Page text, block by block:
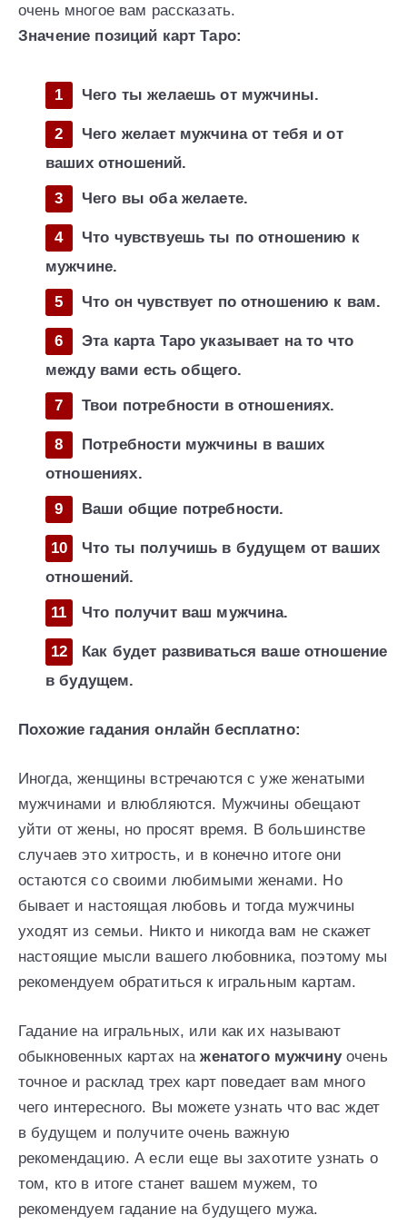
очень многое вам рассказать.
Значение позиций карт Таро:
Чего ты желаешь от мужчины.
Чего желает мужчина от тебя и от
ваших отношений.
Чего вы оба желаете.
Что чувствуешь ты по отношению к
мужчине.
Что он чувствует по отношению к вам.
Эта карта Таро указывает на то что
между вами есть общего.
Твои потребности в отношениях.
Потребности мужчины в ваших
отношениях.
Ваши общие потребности.
Что ты получишь в будущем от ваших
отношений.
Что получит ваш мужчина.
Как будет развиваться ваше отношение
в будущем.
Похожие гадания онлайн бесплатно:
Иногда, женщины встречаются с уже женатыми
мужчинами и влюбляются. Мужчины обещают
уйти от жены, но просят время. В большинстве
случаев это хитрость, и в конечно итоге они
остаются со своими любимыми женами. Но
бывает и настоящая любовь и тогда мужчины
уходят из семьи. Никто и никогда вам не скажет
настоящие мысли вашего любовника, поэтому мы
рекомендуем обратиться к игральным картам.
Гадание на игральных, или как их называют
обыкновенных картах наженатого мужчинуочень
точное и расклад трех карт поведает вам много
чего интересного. Вы можете узнать что вас ждет
в будущем и получите очень важную
рекомендацию. А если еще вы захотите узнать о
том, кто в итоге станет вашем мужем, то
рекомендуем гадание на будущего мужа.